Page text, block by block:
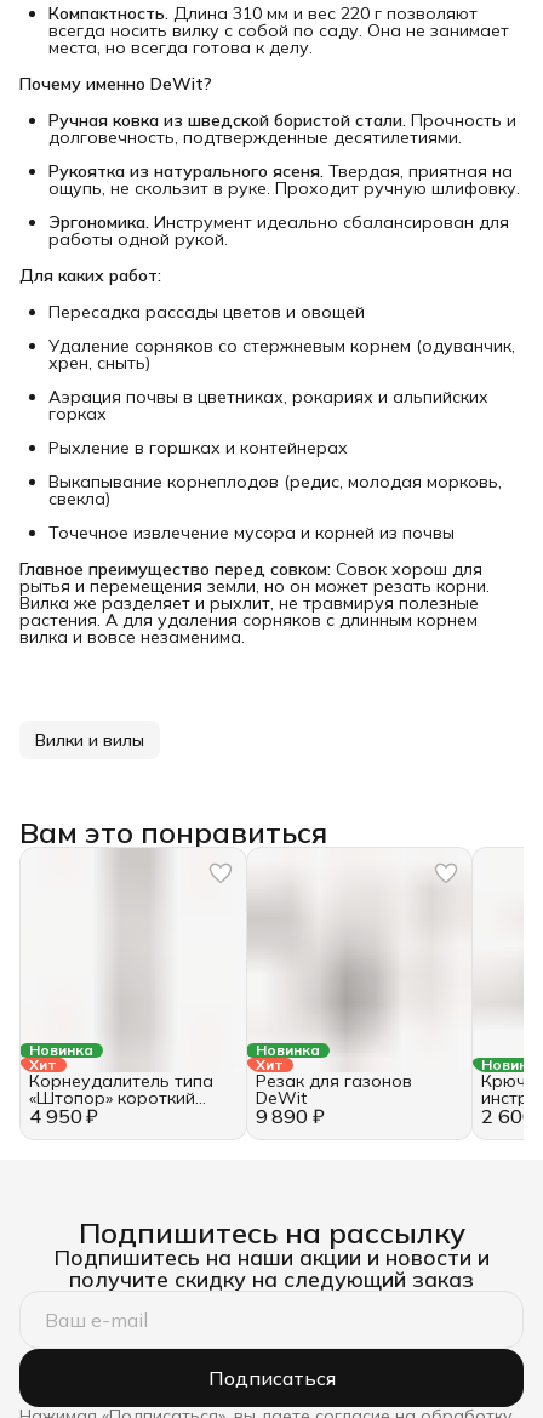
Компактность. Длина 310 мм и вес 220 г позволяют
всегда носить вилку с собой по саду. Она не занимает
места, но всегда готова к делу.
Почему именно DeWit?
Ручная ковка из шведской бористой стали. Прочность и
долговечность, подтвержденные десятилетиями.
Рукоятка из натурального ясеня. Твердая, приятная на
ощупь, не скользит в руке. Проходит ручную шлифовку.
Эргономика. Инструмент идеально сбалансирован для
работы одной рукой.
Для каких работ:
Пересадка рассады цветов и овощей
Удаление сорняков со стержневым корнем (одуванчик,
хрен, сныть)
Аэрация почвы в цветниках, рокариях и альпийских
горках
Рыхление в горшках и контейнерах
Выкапывание корнеплодов (редис, молодая морковь,
свекла)
Точечное извлечение мусора и корней из почвы
Главное преимущество перед совком: Совок хорош для
рытья и перемещения земли, но он может резать корни.
Вилка же разделяет и рыхлит, не травмируя полезные
растения. А для удаления сорняков с длинным корнем
вилка и вовсе незаменима.
Вилки и вилы
Вам это понравиться
Новинка
Хит
4 950 ₽
Корнеудалитель типа
«Штопор» короткий
DeWit
Новинка
Хит
9 890 ₽
Резак для газонов
DeWit
2 600
Подпишитесь на рассылку
Подпишитесь на наши акции и новости и
получите скидку на следующий заказ
Подписаться